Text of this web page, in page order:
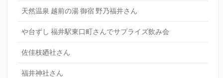
天然温泉 越前の湯 御宿 野乃福井さん
や台ずし 福井駅東口町さんでサプライズ飲み会
佐佳枝廼社さん
福井神社さん